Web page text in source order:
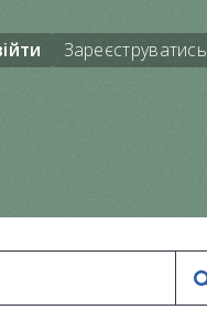
Зареєструватись